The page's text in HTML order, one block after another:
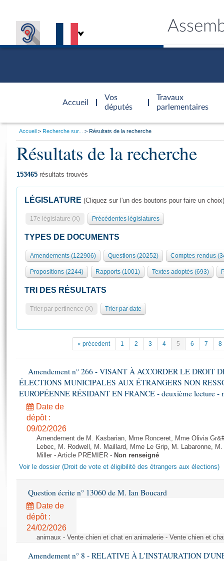
Accueil
d'accueil
Vos
députés
Travaux
parlementaires
Présidence
577 députés
Groupes politiques
Séance publique
Commissions et autres organes
Europe et International
Pétitions
Projets de loi
Propositions de loi
Amendements
Textes adoptés
Rapports d'information
Rapports d'enquête
Dossiers législatifs
Budget et sécurité sociale
Questions écrites et orales
Comptes rendus des débats
Général
Rôle et pouvoirs de l'Assemblée
Organisation de l'Assemblée
Présidence Conférence des Présidents Bureau Collège des
Statistiques et chiffres clés
Documents de référence
( Constitution | Règlement de l'Assemblée ... )
Histoire
Juniors
Anciennes législatures
Liens vers les sites publics
Visiter l'Assemblée
Visite virtuelle du palais Bourbon
Assister à une séance
La Bibliothèque
Contacts et plan d'accès
Photos libres de droit
Vous
Accueil Recherche sur... Résultats de la recherche
Résultats de la recherche
153465 résultats trouvés
LÉGISLATURE (Cliquez sur l'un des boutons pour faire un choix)
17e législature (X) Précédentes législatures
TYPES DE DOCUMENTS
Amendements (122906) Questions (20252) Comptes-rendus
Propositions (2244) Rapports (1001) Textes adoptés (693)
TRI DES RÉSULTATS
Trier par pertinence (X) Trier par date
« précedent 1 2 3 4 5 6 7 8
Amendement n° 266 - VISANT À ACCORDER LE DROIT
ÉLECTIONS MUNICIPALES AUX ÉTRANGERS NON
EUROPÉENNE RÉSIDANT EN FRANCE - deuxième lecture -
Date de
dépôt :
09/02/2026
Amendement de M. Kasbarian, Mme Ronceret, Mme Olivia
Lebec, M. Rodwell, M. Maillard, Mme Le Grip, M. Labaronne,
Miller - Article PREMIER - Non renseigné
Voir le dossier (Droit de vote et éligibilité des étrangers aux élections)
Question écrite n° 13060 de M. Ian Boucard
Date de
dépôt :
24/02/2026
animaux - Vente chien et chat en animalerie - Vente chien et
Amendement n° 8 - RELATIVE À L'INSTAURATION